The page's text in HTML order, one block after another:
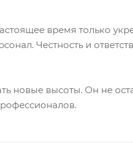
время только
Честность и
новые высоты. Он не